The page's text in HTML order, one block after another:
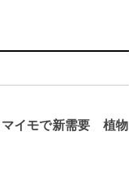
マイモで新需要 植物